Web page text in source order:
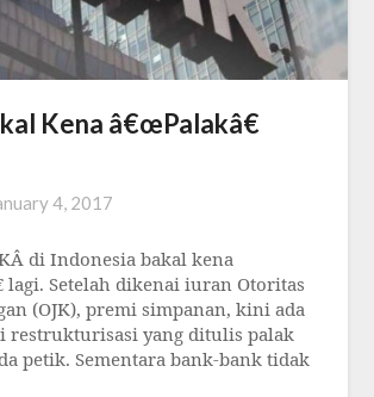
Kena â€œPalakâ€
4, 2017
di Indonesia bakal kena
lagi. Setelah dikenai iuran Otoritas
(OJK), premi simpanan, kini ada
restrukturisasi yang ditulis palak
petik. Sementara bank-bank tidak